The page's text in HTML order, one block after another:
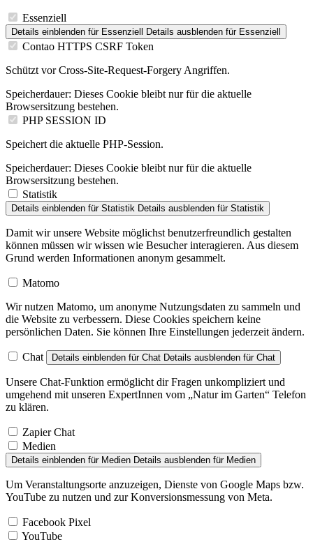
Essenziell
Details einblenden für Essenziell Details ausblenden für Essenziell
Contao HTTPS CSRF Token
Schützt vor Cross-Site-Request-Forgery Angriffen.
Speicherdauer: Dieses Cookie bleibt nur für die aktuelle
Browsersitzung bestehen.
PHP SESSION ID
Speichert die aktuelle PHP-Session.
Speicherdauer: Dieses Cookie bleibt nur für die aktuelle
Browsersitzung bestehen.
Statistik
Details einblenden für Statistik Details ausblenden für Statistik
Damit wir unsere Website möglichst benutzerfreundlich gestalten
können müssen wir wissen wie Besucher interagieren. Aus diesem
Grund werden Informationen anonym gesammelt.
Matomo
Wir nutzen Matomo, um anonyme Nutzungsdaten zu sammeln und
die Website zu verbessern. Diese Cookies speichern keine
persönlichen Daten. Sie können Ihre Einstellungen jederzeit ändern.
Chat Details einblenden für Chat Details ausblenden für Chat
Unsere Chat-Funktion ermöglicht dir Fragen unkompliziert und
umgehend mit unseren ExpertInnen vom „Natur im Garten“ Telefon
zu klären.
Zapier Chat
Medien
Details einblenden für Medien Details ausblenden für Medien
Um Veranstaltungsorte anzuzeigen, Dienste von Google Maps bzw.
YouTube zu nutzen und zur Konversionsmessung von Meta.
Facebook Pixel
YouTube